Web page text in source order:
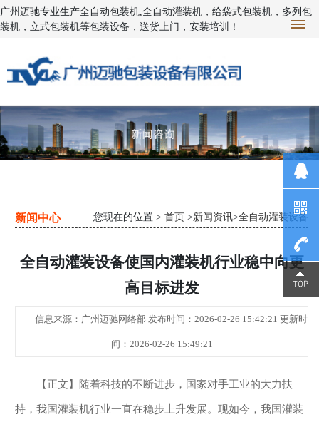
广州迈驰专业生产全自动包装机,全自动灌装机，给袋式包装机，多列包
装机，立式包装机等包装设备，送货上门，安装培训！
新闻中心 您现在的位置 > 首页 >新闻资讯>全自动灌装设备
全自动灌装设备使国内灌装机行业稳中向更
高目标进发
信息来源：广州迈驰网络部 发布时间：2026-02-26 15:42:21 更新时
间：2026-02-26 15:49:21
【正文】随着科技的不断进步，国家对手工业的大力扶
持，我国灌装机行业一直在稳步上升发展。现如今，我国灌装
1390230
2343